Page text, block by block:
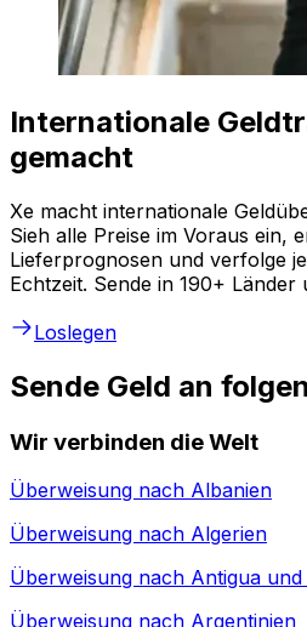
Internationale
gemacht
Xe macht internationale
Sieh alle Preise im Voraus ein,
Lieferprognosen und verfolge
Echtzeit. Sende in 190+ Länder
Loslegen
Sende Geld an
Wir verbinden die Welt
Überweisung nach Albanien
Überweisung nach Algerien
Überweisung nach Antigua
Überweisung nach Argentinien